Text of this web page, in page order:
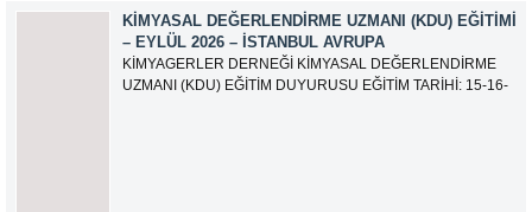
ücreti 95.500,00 TL (Doksan Beş Bin Beş Yüz Türk Lirası)
olarak güncellemiştir.
KIMYASAL DEĞERLENDIRME UZMANI (KDU) EĞITIMI
– EYLÜL 2026 – İSTANBUL AVRUPA
KİMYAGERLER DERNEĞİ KİMYASAL DEĞERLENDİRME
UZMANI (KDU) EĞİTİM DUYURUSU EĞİTİM TARİHİ: 15-16-